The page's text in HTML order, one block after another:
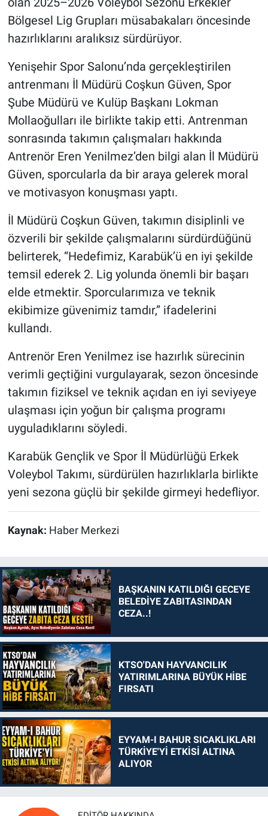
Bölgesel Lig Grupları müsabakaları öncesinde
hazırlıklarını aralıksız sürdürüyor.
Yenişehir Spor Salonu’nda gerçekleştirilen
antrenmanı İl Müdürü Coşkun Güven, Spor
Şube Müdürü ve Kulüp Başkanı Lokman
Mollaoğulları ile birlikte takip etti. Antrenman
sonrasında takımın çalışmaları hakkında
Antrenör Eren Yenilmez’den bilgi alan İl Müdürü
Güven, sporcularla da bir araya gelerek moral
ve motivasyon konuşması yaptı.
İl Müdürü Coşkun Güven, takımın disiplinli ve
özverili bir şekilde çalışmalarını sürdürdüğünü
belirterek, “Hedefimiz, Karabük’ü en iyi şekilde
temsil ederek 2. Lig yolunda önemli bir başarı
elde etmektir. Sporcularımıza ve teknik
ekibimize güvenimiz tamdır,” ifadelerini
kullandı.
Antrenör Eren Yenilmez ise hazırlık sürecinin
verimli geçtiğini vurgulayarak, sezon öncesinde
takımın fiziksel ve teknik açıdan en iyi seviyeye
ulaşması için yoğun bir çalışma programı
uyguladıklarını söyledi.
Karabük Gençlik ve Spor İl Müdürlüğü Erkek
Voleybol Takımı, sürdürülen hazırlıklarla birlikte
yeni sezona güçlü bir şekilde girmeyi hedefliyor.
Kaynak: Haber Merkezi
BAŞKANIN KATILDIĞI GECEYE
BELEDİYE ZABITASINDAN
CEZA..!
KTSO'DAN HAYVANCILIK
YATIRIMLARINA BÜYÜK HİBE
FIRSATI
EYYAM-I BAHUR SICAKLIKLARI
TÜRKİYE'Yİ ETKİSİ ALTINA
ALIYOR